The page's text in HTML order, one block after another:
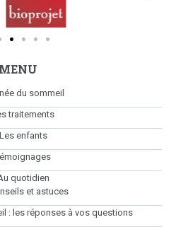
MENU
du sommeil
traitements
Les enfants
quotidien
et astuces
: les réponses à vos questions